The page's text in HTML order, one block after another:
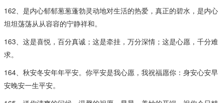
162、是内心郁郁葱葱蓬勃灵动地对生活的热爱，真正的碧水，是内心
坦坦荡荡从从容容的宁静祥和。
163、这是喜悦，百分真诚；这是牵挂，万分深情；这是心愿，千分难
求。
164、秋安冬安年年平安。你平安是我心愿，我祝福愿你：身安心安早
安晚安一生平安。